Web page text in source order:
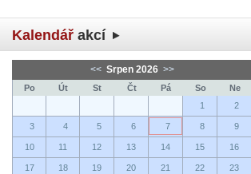
Kalendář akcí
<< Srpen 2026 >>
Po Út St Čt Pá So
Ne
1
2
3 4 5 6 7 8 9
10 11 12 13 14 15 16
17 18 19 20 21 22 23